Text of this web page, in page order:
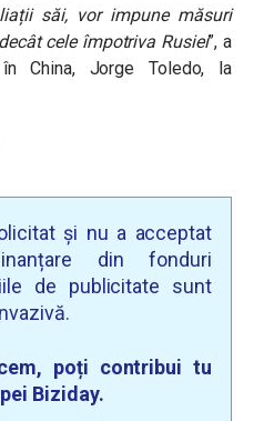
săi, vor impune măsuri
cele împotriva Rusiei”, a
China, Jorge Toledo, la
și nu a acceptat
din fonduri
de publicitate sunt
poți contribui tu
Biziday.